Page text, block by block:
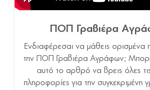
ΠΟΠ Γραβιέρα
Ενδιαφέρεσαι να μάθεις ορισμένα
την ΠΟΠ Γραβιέρα Αγράφων;
αυτό το αρθρό να βρεις όλες
πληροφορίες για την συγκεκριμένη